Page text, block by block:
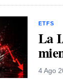
ETFS
La
4 Ago